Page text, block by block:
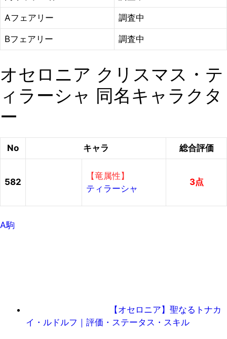
Aフェアリー 調査中
Bフェアリー 調査中
オセロニア クリスマス・テ
ィラーシャ 同名キャラクタ
ー
No キャラ 総合評価
582
【竜属性】
ティラーシャ
3点
A駒
【オセロニア】聖なるトナカ
イ・ルドルフ｜評価・ステータス・スキル